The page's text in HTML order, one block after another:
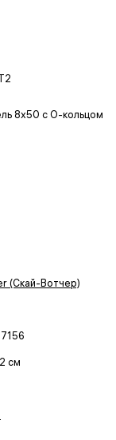
8x50 с O-кольцом
(Скай-Вотчер)
см